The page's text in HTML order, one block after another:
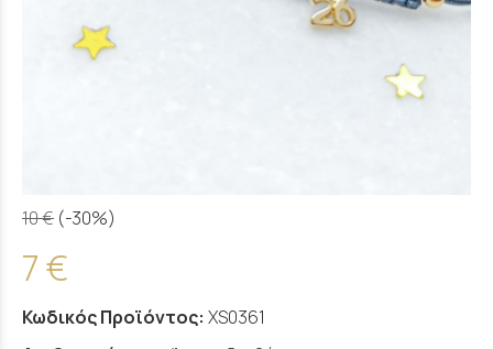
10 € (-30%)
7 €
Κωδικός Προϊόντος: XS0361